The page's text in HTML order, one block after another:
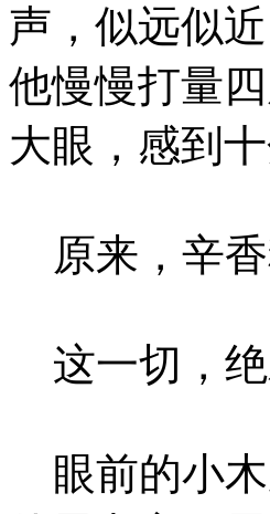
声，似远似
他慢慢打量
大眼，感到十
原来，辛香
这一切，绝
眼前的小木